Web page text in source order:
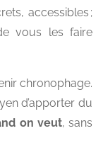
accessibles ;
vous les faire
chronophage.
d’apporter du
on veut, sans